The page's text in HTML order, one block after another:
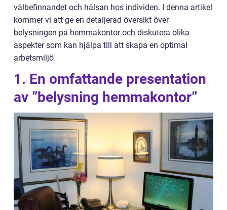
välbefinnandet och hälsan hos individen. I denna artikel
kommer vi att ge en detaljerad översikt över
belysningen på hemmakontor och diskutera olika
aspekter som kan hjälpa till att skapa en optimal
arbetsmiljö.
1. En omfattande presentation
av ”belysning hemmakontor”